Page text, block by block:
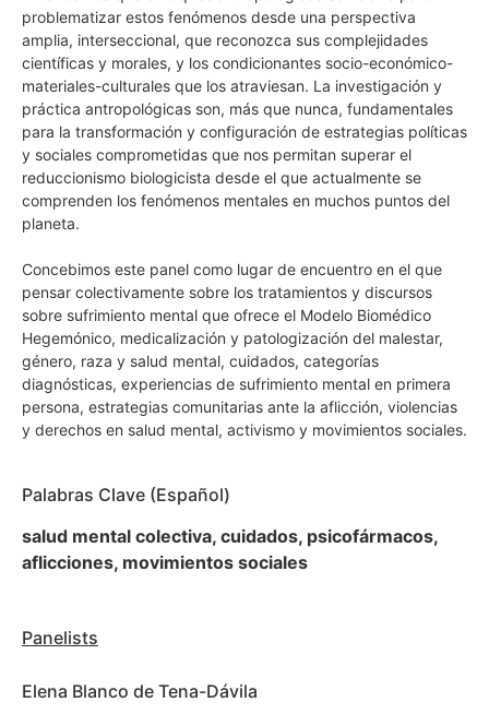
problematizar estos fenómenos desde una perspectiva
amplia, interseccional, que reconozca sus complejidades
científicas y morales, y los condicionantes socio-económico-
materiales-culturales que los atraviesan. La investigación y
práctica antropológicas son, más que nunca, fundamentales
para la transformación y configuración de estrategias políticas
y sociales comprometidas que nos permitan superar el
reduccionismo biologicista desde el que actualmente se
comprenden los fenómenos mentales en muchos puntos del
planeta.
Concebimos este panel como lugar de encuentro en el que
pensar colectivamente sobre los tratamientos y discursos
sobre sufrimiento mental que ofrece el Modelo Biomédico
Hegemónico, medicalización y patologización del malestar,
género, raza y salud mental, cuidados, categorías
diagnósticas, experiencias de sufrimiento mental en primera
persona, estrategias comunitarias ante la aflicción, violencias
y derechos en salud mental, activismo y movimientos sociales.
Palabras Clave (Español)
salud mental colectiva, cuidados, psicofármacos,
aflicciones, movimientos sociales
Panelists
Elena Blanco de Tena-Dávila